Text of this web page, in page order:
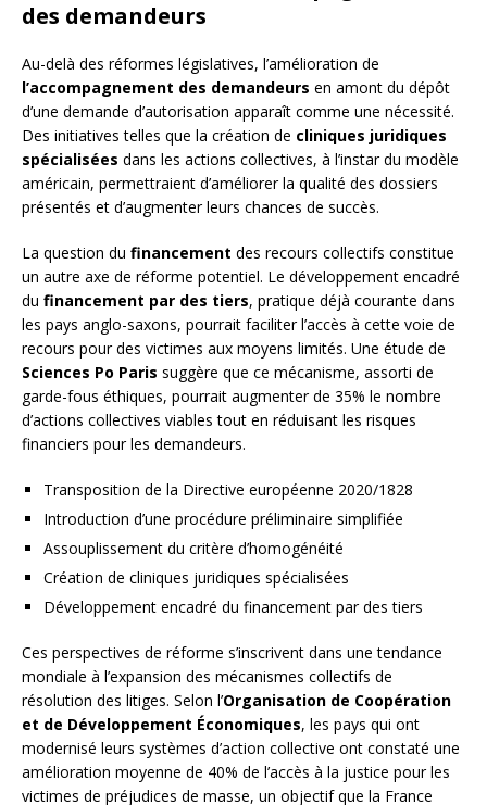
des demandeurs
Au-delà des réformes législatives, l’amélioration de
l’accompagnement des demandeurs en amont du dépôt
d’une demande d’autorisation apparaît comme une nécessité.
Des initiatives telles que la création de cliniques juridiques
spécialisées dans les actions collectives, à l’instar du modèle
américain, permettraient d’améliorer la qualité des dossiers
présentés et d’augmenter leurs chances de succès.
La question du financement des recours collectifs constitue
un autre axe de réforme potentiel. Le développement encadré
du financement par des tiers, pratique déjà courante dans
les pays anglo-saxons, pourrait faciliter l’accès à cette voie de
recours pour des victimes aux moyens limités. Une étude de
Sciences Po Paris suggère que ce mécanisme, assorti de
garde-fous éthiques, pourrait augmenter de 35% le nombre
d’actions collectives viables tout en réduisant les risques
financiers pour les demandeurs.
Transposition de la Directive européenne 2020/1828
Introduction d’une procédure préliminaire simplifiée
Assouplissement du critère d’homogénéité
Création de cliniques juridiques spécialisées
Développement encadré du financement par des tiers
Ces perspectives de réforme s’inscrivent dans une tendance
mondiale à l’expansion des mécanismes collectifs de
résolution des litiges. Selon l’Organisation de Coopération
et de Développement Économiques, les pays qui ont
modernisé leurs systèmes d’action collective ont constaté une
amélioration moyenne de 40% de l’accès à la justice pour les
victimes de préjudices de masse, un objectif que la France